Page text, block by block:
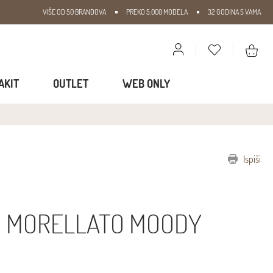
VIŠE OD 50 BRANDOVA PREKO 5.000 MODELA 32 GODINA S VAMA
OUTLET WEB ONLY
Ispiši
MOODY